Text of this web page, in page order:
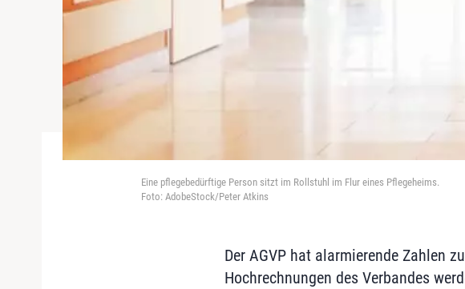
Eine pflegebedürftige Person sitzt im Rollstuhl im Flur eines Pflegeheims.
Foto: AdobeStock/Peter Atkins
Der AGVP hat alarmierende Zahlen
Hochrechnungen des Verbandes